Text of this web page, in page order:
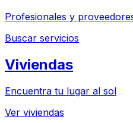
Profesionales y
Buscar servicios
Viviendas
Encuentra tu lugar al sol
Ver viviendas